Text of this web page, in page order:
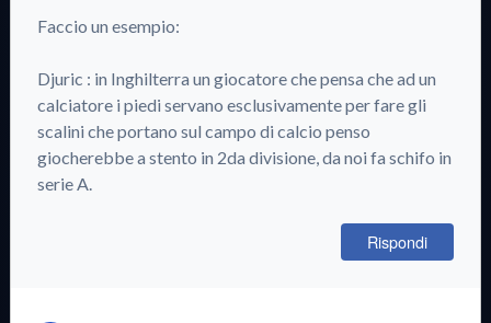
Faccio un esempio:
Djuric : in Inghilterra un giocatore che pensa che ad un
calciatore i piedi servano esclusivamente per fare gli
scalini che portano sul campo di calcio penso
giocherebbe a stento in 2da divisione, da noi fa schifo in
serie A.
Rispondi